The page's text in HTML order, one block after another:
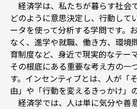
経済学は、私たちが暮らす社会
どのように意思決定し、行動して
ータを使って分析する学問です。
なく、進学や就職、働き方、環境
育制度など、身近で現実的なテー
その根底にある重要な考え方の一
す。インセンティブとは、人が「
由」や「行動を変えるきっかけ」
経済学では、人は単に気分や善